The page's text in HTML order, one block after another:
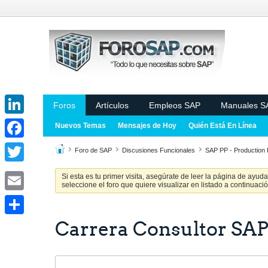
Foros Artículos Empleos SAP Manuales
Nuevos Temas Mensajes de Hoy Quién Está En Línea
Foro de SAP Discusiones Funcionales SAP PP - Production
Si esta es tu primer visita, asegúrate de leer la página de ayuda
seleccione el foro que quiere visualizar en listado a
Carrera Consultor
LinkedIn
Facebook
Twitter
Email